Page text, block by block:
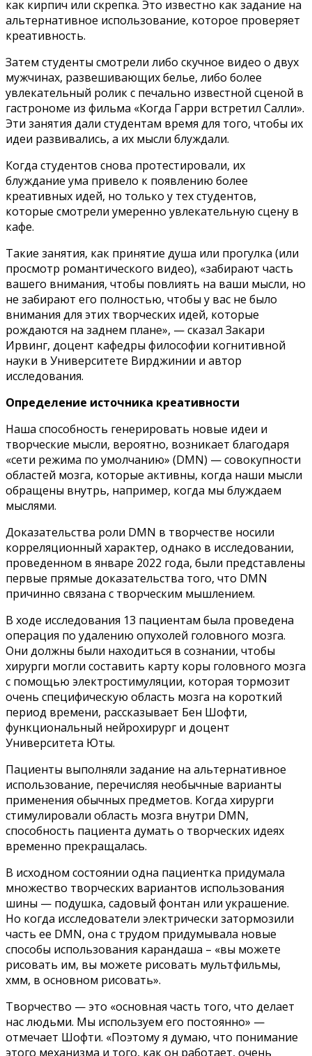
как кирпич или скрепка. Это известно как задание на
альтернативное использование, которое проверяет
креативность.
Затем студенты смотрели либо скучное видео о двух
мужчинах, развешивающих белье, либо более
увлекательный ролик с печально известной сценой в
гастрономе из фильма «Когда Гарри встретил Салли».
Эти занятия дали студентам время для того, чтобы их
идеи развивались, а их мысли блуждали.
Когда студентов снова протестировали, их
блуждание ума привело к появлению более
креативных идей, но только у тех студентов,
которые смотрели умеренно увлекательную сцену в
кафе.
Такие занятия, как принятие душа или прогулка (или
просмотр романтического видео), «забирают часть
вашего внимания, чтобы повлиять на ваши мысли, но
не забирают его полностью, чтобы у вас не было
внимания для этих творческих идей, которые
рождаются на заднем плане», — сказал Закари
Ирвинг, доцент кафедры философии когнитивной
науки в Университете Вирджинии и автор
исследования.
Определение источника креативности
Наша способность генерировать новые идеи и
творческие мысли, вероятно, возникает благодаря
«сети режима по умолчанию» (DMN) — совокупности
областей мозга, которые активны, когда наши мысли
обращены внутрь, например, когда мы блуждаем
мыслями.
Доказательства роли DMN в творчестве носили
корреляционный характер, однако в исследовании,
проведенном в январе 2022 года, были представлены
первые прямые доказательства того, что DMN
причинно связана с творческим мышлением.
В ходе исследования 13 пациентам была проведена
операция по удалению опухолей головного мозга.
Они должны были находиться в сознании, чтобы
хирурги могли составить карту коры головного мозга
с помощью электростимуляции, которая тормозит
очень специфическую область мозга на короткий
период времени, рассказывает Бен Шофти,
функциональный нейрохирург и доцент
Университета Юты.
Пациенты выполняли задание на альтернативное
использование, перечисляя необычные варианты
применения обычных предметов. Когда хирурги
стимулировали область мозга внутри DMN,
способность пациента думать о творческих идеях
временно прекращалась.
В исходном состоянии одна пациентка придумала
множество творческих вариантов использования
шины — подушка, садовый фонтан или украшение.
Но когда исследователи электрически затормозили
часть ее DMN, она с трудом придумывала новые
способы использования карандаша – «вы можете
рисовать им, вы можете рисовать мультфильмы,
хмм, в основном рисовать».
Творчество — это «основная часть того, что делает
нас людьми. Мы используем его постоянно» —
отмечает Шофти. «Поэтому я думаю, что понимание
этого механизма и того, как он работает, очень